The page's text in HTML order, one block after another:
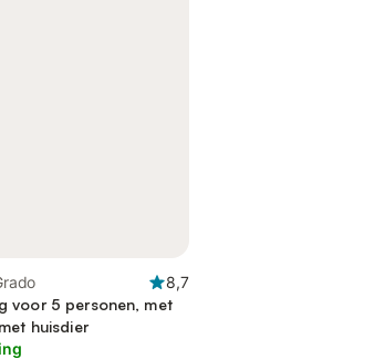
8,7
voor 5 personen, met
huisdier